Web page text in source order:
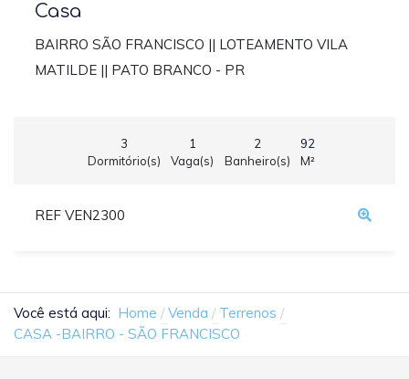
Casa
BAIRRO SÃO FRANCISCO || LOTEAMENTO VILA
MATILDE || PATO BRANCO - PR
3
Dormitório(s)
1
Vaga(s)
2
Banheiro(s)
92
M²
REF VEN2300
Você está aqui: Home Venda
Terrenos
CASA -BAIRRO - SÃO FRANCISCO